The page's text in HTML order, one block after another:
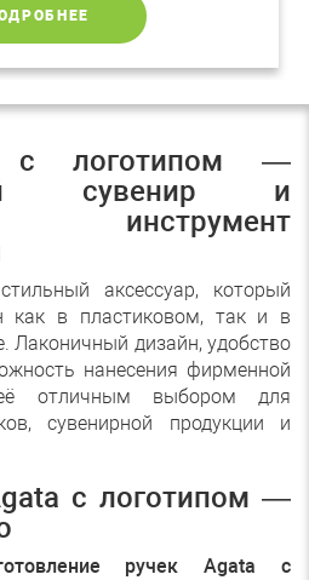
с логотипом —
сувенир и
инструмент
аксессуар, который
как в пластиковом, так и в
Лаконичный дизайн, удобство
нанесения фирменной
отличным выбором для
сувенирной продукции и
с логотипом —
ручек Agata с